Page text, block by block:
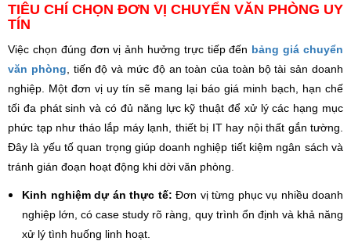
TIÊU CHÍ CHỌN ĐƠN VỊ CHUYỂN VĂN PHÒNG UY
TÍN
Việc chọn đúng đơn vị ảnh hưởng trực tiếp đến bảng giá chuyển
văn phòng , tiến độ và mức độ an toàn của toàn bộ tài sản doanh
nghiệp. Một đơn vị uy tín sẽ mang lại báo giá minh bạch, hạn chế
tối đa phát sinh và có đủ năng lực kỹ thuật để xử lý các hạng mục
phức tạp như tháo lắp máy lạnh, thiết bị IT hay nội thất gắn tường.
Đây là yếu tố quan trọng giúp doanh nghiệp tiết kiệm ngân sách và
tránh gián đoạn hoạt động khi dời văn phòng.
Kinh nghiệm dự án thực tế: Đơn vị từng phục vụ nhiều doanh
nghiệp lớn, có case study rõ ràng, quy trình ổn định và khả năng
xử lý tình huống linh hoạt.